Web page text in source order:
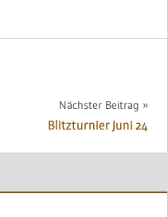
Nächster Beitrag
Blitzturnier Juni 24